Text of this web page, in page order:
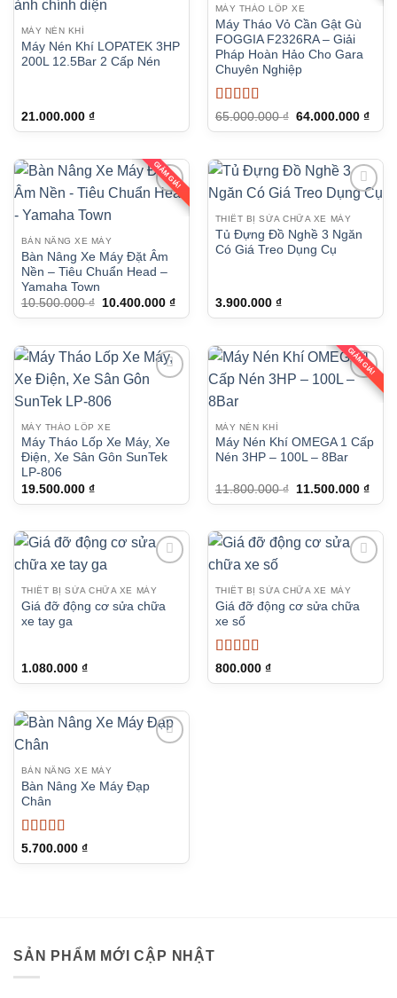
MÁY NÉN KHÍ
Máy Nén Khí LOPATEK 3HP
200L 12.5Bar 2 Cấp Nén
21.000.000 ₫
MÁY THÁO LỐP XE
Máy Tháo Vỏ Cần Gật Gù
FOGGIA F2326RA – Giải
Pháp Hoàn Hảo Cho Gara
Chuyên Nghiệp
Được xếp
hạng55 sao
65.000.000₫ Giá
64.000.000 ₫Giá
hiện
GIẢM GIÁ!
BÀN NÂNG XE MÁY
Bàn Nâng Xe Máy Đặt Âm
Nền – Tiêu Chuẩn Head –
Yamaha Town
10.500.000₫
Giá
10.400.000 ₫Giá
hiện
10.400.000 ₫.
THIẾT BỊ SỬA CHỮA XE MÁY
Tủ Đựng Đồ Nghề 3 Ngăn
Có Giá Treo Dụng Cụ
3.900.000 ₫
MÁY THÁO LỐP XE
Máy Tháo Lốp Xe Máy, Xe
Điện, Xe Sân Gôn SunTek
LP-806
19.500.000 ₫
GIẢM GIÁ!
MÁY NÉN KHÍ
Máy Nén Khí OMEGA 1 Cấp
Nén 3HP – 100L – 8Bar
11.800.000₫
Giá
11.500.000 ₫Giá
hiện
THIẾT BỊ SỬA CHỮA XE MÁY
Giá đỡ động cơ sửa chữa
xe tay ga
1.080.000 ₫
THIẾT BỊ SỬA CHỮA XE MÁY
Giá đỡ động cơ sửa chữa
xe số
Được xếp
hạng55 sao
800.000 ₫
BÀN NÂNG XE MÁY
Bàn Nâng Xe Máy Đạp
Chân
Được xếp
hạng55 sao
5.700.000 ₫
SẢN PHẨM MỚI CẬP NHẬT